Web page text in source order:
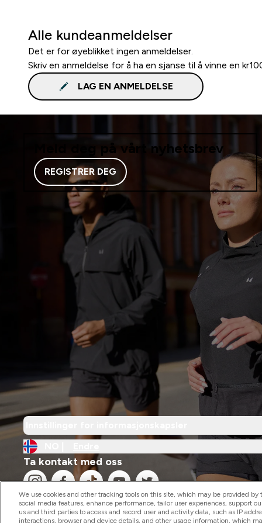
Alle kundeanmeldelser
Det er for øyeblikket ingen anmeldelser.
Skriv en anmeldelse for å ha en sjanse til å vinne en
LAG EN ANMELDELSE
Meld deg på vårt nyhetsbrev
REGISTRER DEG
Ta kontakt med oss
We use cookies and other tracking tools on this site, which may be provided
social media features, enhance performance, tailor user experiences, support
us and third parties to access and record user and activity data, such as IP
interactions, browser and device details, and other usage information, which